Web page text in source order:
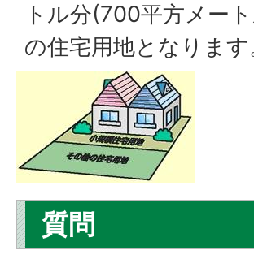
トル分(700平方メー
の住宅用地となります
質問